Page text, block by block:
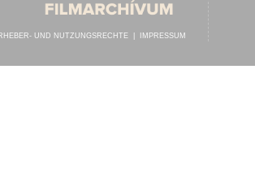
UND NUTZUNGSRECHTE IMPRESSUM